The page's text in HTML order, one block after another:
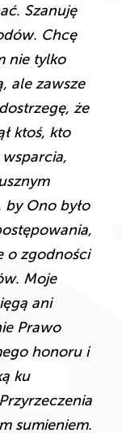
Szanuję
Chcę
nie tylko
ale zawsze
że
ktoś, kto
Ono było
o zgodności
Moje
ani
Prawo
honoru i
ku
sumieniem.